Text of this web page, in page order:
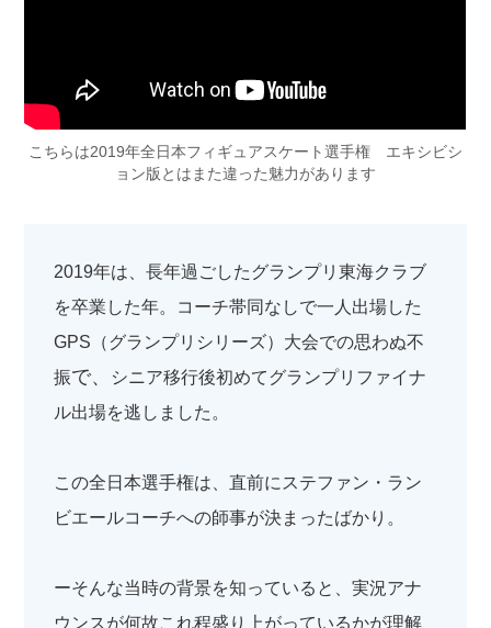
こちらは2019年全日本フィギュアスケート選手権 エキシビシ
ョン版とはまた違った魅力があります
2019年は、長年過ごしたグランプリ東海クラブ
を卒業した年。コーチ帯同なしで一人出場した
GPS（グランプリシリーズ）大会での思わぬ不
振で、
シニア移行後初めてグランプリファイナ
ル出場を逃しました。
この全日本選手権は、直前にステファン・ラン
ビエールコーチへの師事が決まったばかり。
ーそんな当時の背景を知っていると、実況アナ
ウンスが何故これ程盛り上がっているかが理解